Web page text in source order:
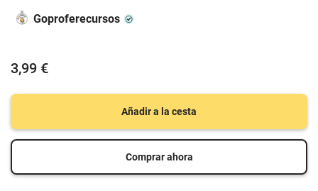
Goproferecursos
3,99 €
Añadir a la cesta
Comprar ahora